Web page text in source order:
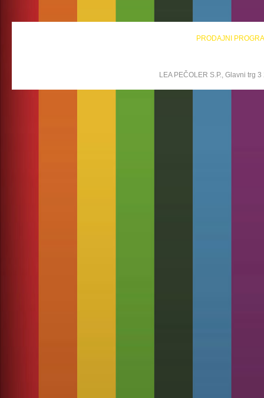
PRODAJNI
LEA PEČOLER S.P., Glavni trg